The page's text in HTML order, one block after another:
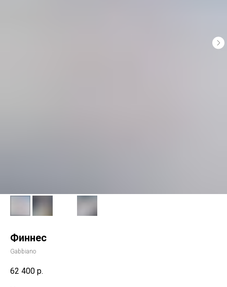
Финнес
Gabbiano
62 400 р.